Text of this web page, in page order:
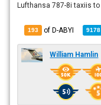
Lufthansa 787-8i taxiis
193 of D-ABYI 9178
William Hamlin